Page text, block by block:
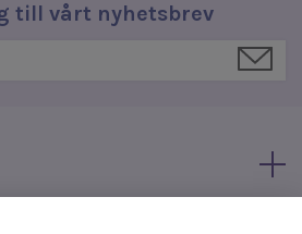
till vårt nyhetsbrev